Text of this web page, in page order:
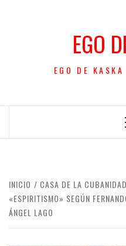
EGO
EGO DE
INICIO CASA DE LA CUBANIDAD
«ESPIRITISMO» SEGÚN
ÁNGEL LAGO